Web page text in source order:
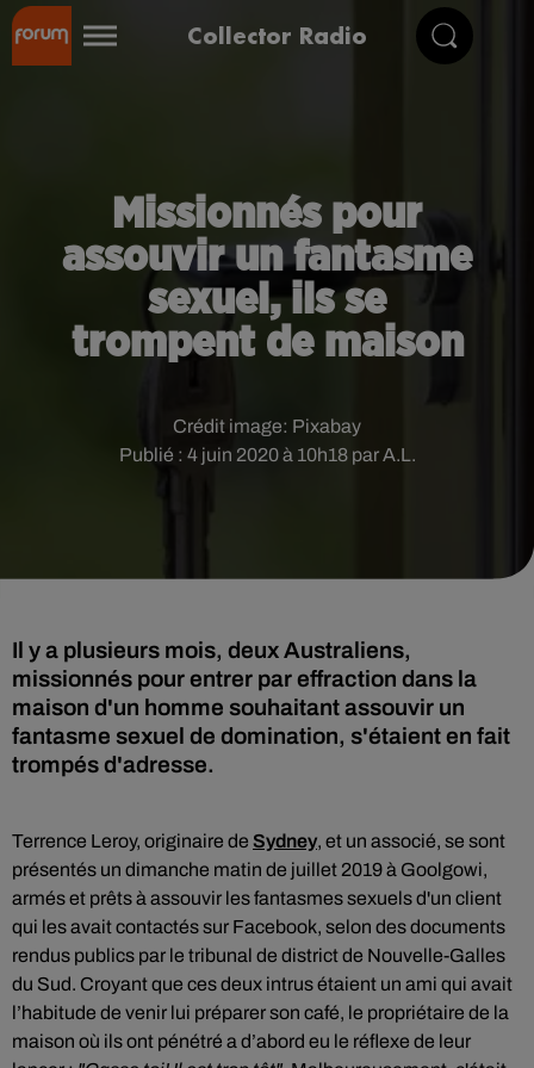
Collector Radio
Missionnés pour
assouvir un fantasme
sexuel, ils se
trompent de maison
Publié : 4 juin 2020 à 10h18 par A.L.
Crédit image: Pixabay
Il y a plusieurs mois, deux Australiens,
missionnés pour entrer par effraction dans la
maison d'un homme souhaitant assouvir un
fantasme sexuel de domination, s'étaient en fait
trompés d'adresse.
Terrence Leroy, originaire de Sydney, et un associé, se sont
présentés un dimanche matin de juillet 2019 à Goolgowi,
armés et prêts à assouvir les fantasmes sexuels d'un client
qui les avait contactés sur Facebook, selon des documents
rendus publics par le tribunal de district de Nouvelle-Galles
du Sud. Croyant que ces deux intrus étaient un ami qui avait
l’habitude de venir lui préparer son café, le propriétaire de la
maison où ils ont pénétré a d’abord eu le réflexe de leur